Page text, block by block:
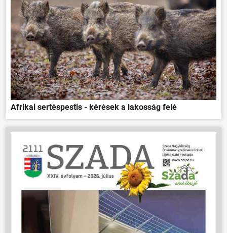
Afrikai sertéspestis - kérések a lakosság felé